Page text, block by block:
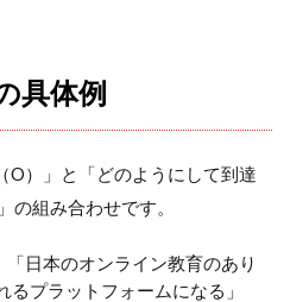
具体例
O）」と「どのようにして到達
の組み合わせです。
「日本のオンライン教育のあり
プラットフォームになる」